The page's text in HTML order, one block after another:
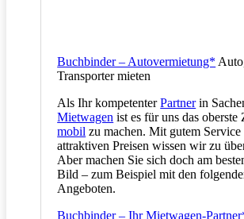
Buchbinder – Autovermietung*
Transporter mieten
Als Ihr kompetenterPartnerin
Mietwagen ist es für uns das oberste
mobil zu machen. Mit gutem Service
attraktiven Preisen wissen wir zu
Aber machen Sie sich doch am
Bild – zum Beispiel mit den
Angeboten.
Buchbinder – Ihr Mietwagen-